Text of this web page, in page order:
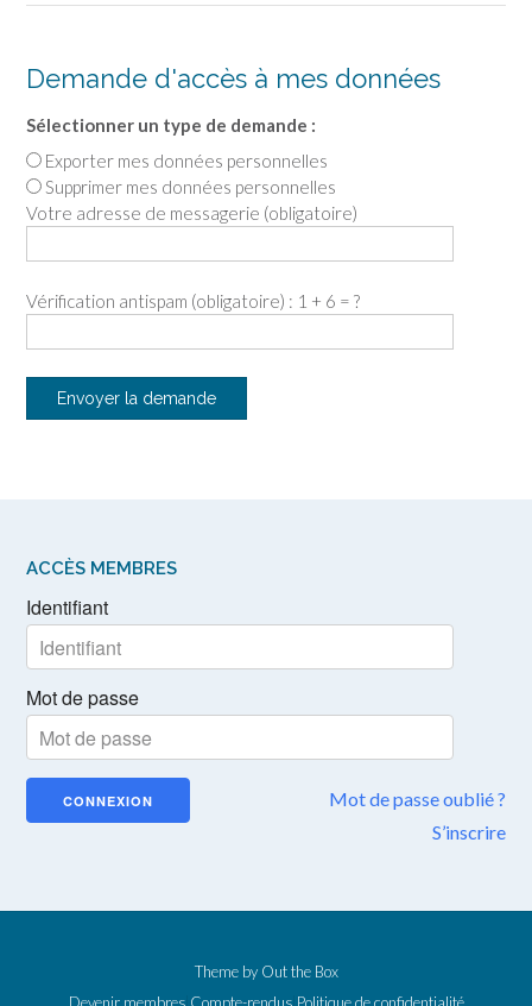
Demande d'accès à mes données
Sélectionner un type de demande :
Exporter mes données personnelles
Supprimer mes données personnelles
Votre adresse de messagerie (obligatoire)
Vérification antispam (obligatoire) : 1 + 6 = ?
ACCÈS MEMBRES
Identifiant
Mot de passe
Mot de passe oublié ?
S’inscrire
Theme by Out the Box